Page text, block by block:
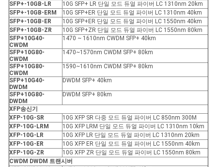
SFP+-10GB-LR
10G SFP+ LR 단일 모드 듀얼 파이버 LC 1310nm 20km
SFP+-10GB-ER M
10G SFP+ER 단일 모드 듀얼 파이버 LC 1310nm 40km
SFP+-10GB-ER
10G SFP+ER 단일 모드 듀얼 파이버 LC 1550nm 40km
SFP+-10GB-ZR
10G SFP+ZR 단일 모드 듀얼 파이버 LC 1550nm 80km
SFP+10G40-
CWDM
1470 ~ 1610nm CWDM SFP+ 40km
SFP+10G80-
CWDM
1470~1570nm CWDM SFP+ 80km
SFP+10G80-
CWDM
1590~1610nm CWDM SFP+ 80km
SFP+10G40-
DWDM
DWDM SFP+ 40km
SFP+10G80-
DWDM
DWDM SFP+ 80km
XFP송신기
XFP-10G-SR
10G XFP SR 다중 모드 듀얼 파이버 LC 850nm 300M
XFP-10G-LRM
10G XFP LRM 단일 모드 듀얼 파이버 LC 1310nm 10km
XFP-10G-LR
10G XFP LR 단일 모드 듀얼 파이버 LC 1310nm 20km
XFP-10G-ER
10G XFP ER 단일 모드 듀얼 파이버 LC 1550nm 40km
XFP-10G-ZR
10G XFP ZR 단일 모드 듀얼 파이버 LC 1550nm 80km
CWDM DWDM 트랜시버